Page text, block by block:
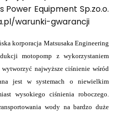
Equipment Sp.zo.o.
warunki-gwarancji
korporacja Matsusaka Engineering
motopomp z wykorzystaniem
najwyższe ciśnienie wśród
jest w systemach o niewielkim
wysokiego ciśnienia roboczego.
wody na bardzo duże